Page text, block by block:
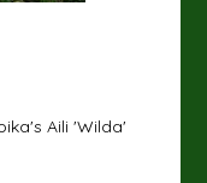
Aili 'Wilda'